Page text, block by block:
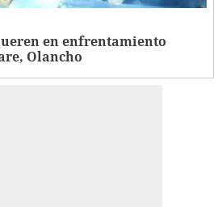
en enfrentamiento
Olancho